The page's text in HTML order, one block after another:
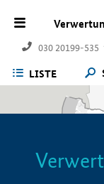
030 20199-535
LISTE